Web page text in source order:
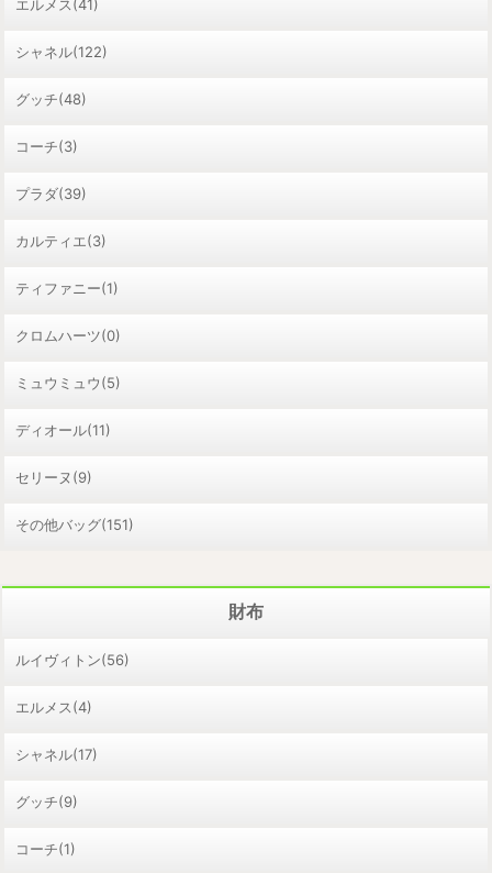
エルメス(41)
シャネル(122)
グッチ(48)
コーチ(3)
プラダ(39)
カルティエ(3)
ティファニー(1)
クロムハーツ(0)
ミュウミュウ(5)
ディオール(11)
セリーヌ(9)
その他バッグ(151)
財布
ルイヴィトン(56)
エルメス(4)
シャネル(17)
グッチ(9)
コーチ(1)